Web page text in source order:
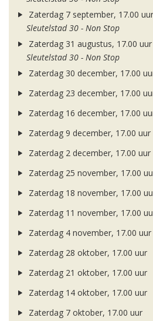
Zaterdag 7 september, 17.00 uur
Sleutelstad 30 - Non Stop
Zaterdag 31 augustus, 17.00 uur
Sleutelstad 30 - Non Stop
Zaterdag 30 december, 17.00
Zaterdag 23 december, 17.00
Zaterdag 16 december, 17.00
Zaterdag 9 december, 17.00 uur
Zaterdag 2 december, 17.00 uur
Zaterdag 25 november, 17.00
Zaterdag 18 november, 17.00
Zaterdag 11 november, 17.00
Zaterdag 4 november, 17.00 uur
Zaterdag 28 oktober, 17.00 uur
Zaterdag 21 oktober, 17.00 uur
Zaterdag 14 oktober, 17.00 uur
Zaterdag 7 oktober, 17.00 uur